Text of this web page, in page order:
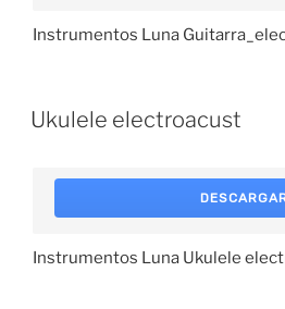
Instrumentos Luna
Ukulele electroacust
Instrumentos Luna Ukulele